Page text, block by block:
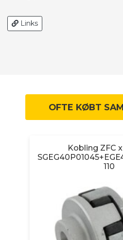
Links
OFTE KØBT
Kobling ZFC
110